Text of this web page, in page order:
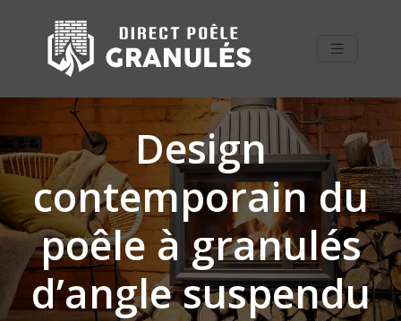
Design
contemporain du
poêle à granulés
d’angle suspendu